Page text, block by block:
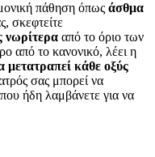
πάθηση όπως άσθμα
σκεφτείτε
νωρίτερα από το όριο των
από το κανονικό, λέει η
μετατραπεί κάθε οξύς
σας μπορεί να
ήδη λαμβάνετε για να